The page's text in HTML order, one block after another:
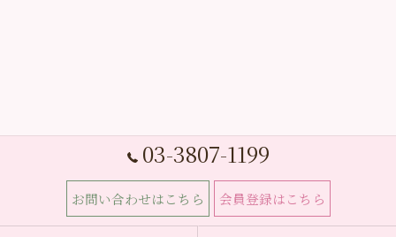
03-3807-1199
お問い合わせはこちら 会員登録はこちら